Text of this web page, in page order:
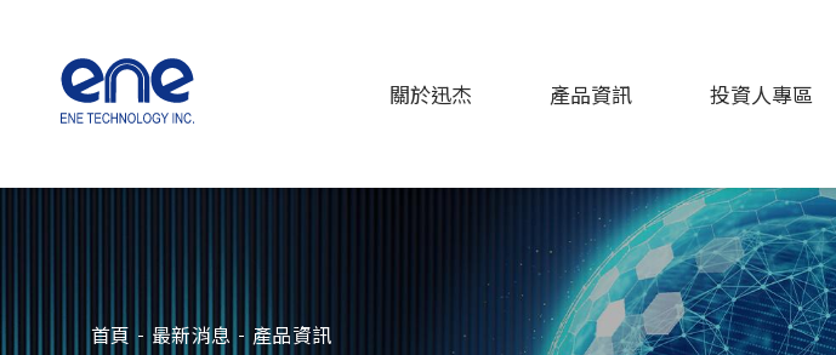
關於迅杰 產品資訊 投資人專區
首頁 最新消息 產品資訊